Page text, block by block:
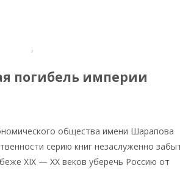
,
погибель империи
общества имени Шарапова
серию книг незаслуженно
XIX — XX веков уберечь Россию от